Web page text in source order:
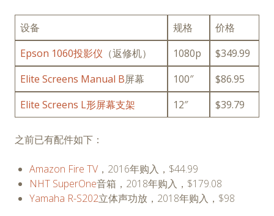
设备 规格
价格
Epson 1060投影仪 （返修机） 1080p
$349.99
Elite Screens Manual B屏幕 100″
$86.95
Elite Screens L形屏幕支架
12″ $39.79
之前已有配件如下：
Amazon Fire TV ，2016年购入，$44.99
NHT SuperOne音箱，2018年购入，$179.08
Yamaha R-S202立体声功放，2018年购入，$98